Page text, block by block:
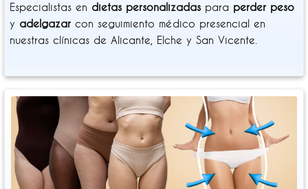
Especialistas en dietas personalizadas para perder peso
y adelgazar con seguimiento médico presencial en
nuestras clínicas de Alicante, Elche y San Vicente.